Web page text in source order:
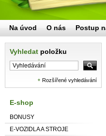
Vyhledat položku
Rozšířené vyhledávání
E-shop
BONUSY
E-VOZIDLA A STROJE
Na úvod O nás Postup